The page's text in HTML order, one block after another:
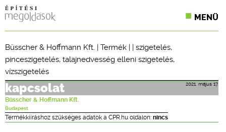
MENÜ
SZAKLAPOK
CPR TERMÉKKIÍRÁS
Büsscher & Hoffmann Kft. | Termék | | szigetelés,
pinceszigetelés, talajnedvesség elleni szigetelés,
vízszigetelés
2021. május 17.
kapcsolat
Büsscher & Hoffmann Kft.
Budapest
Termékkiíráshoz szükséges adatok a CPR.hu oldalon: nincs